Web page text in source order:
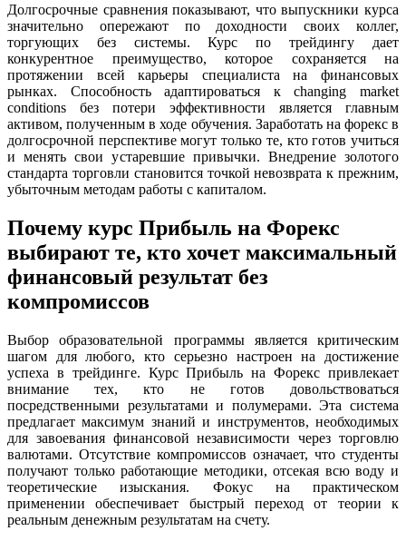
Долгосрочные сравнения показывают, что выпускники курса
значительно опережают по доходности своих коллег,
торгующих без системы. Курс по трейдингу дает
конкурентное преимущество, которое сохраняется на
протяжении всей карьеры специалиста на финансовых
рынках. Способность адаптироваться к changing market
conditions без потери эффективности является главным
активом, полученным в ходе обучения. Заработать на форекс в
долгосрочной перспективе могут только те, кто готов учиться
и менять свои устаревшие привычки. Внедрение золотого
стандарта торговли становится точкой невозврата к прежним,
убыточным методам работы с капиталом.
Почему курс Прибыль на Форекс
выбирают те, кто хочет максимальный
финансовый результат без
компромиссов
Выбор образовательной программы является критическим
шагом для любого, кто серьезно настроен на достижение
успеха в трейдинге. Курс Прибыль на Форекс привлекает
внимание тех, кто не готов довольствоваться
посредственными результатами и полумерами. Эта система
предлагает максимум знаний и инструментов, необходимых
для завоевания финансовой независимости через торговлю
валютами. Отсутствие компромиссов означает, что студенты
получают только работающие методики, отсекая всю воду и
теоретические изыскания. Фокус на практическом
применении обеспечивает быстрый переход от теории к
реальным денежным результатам на счету.